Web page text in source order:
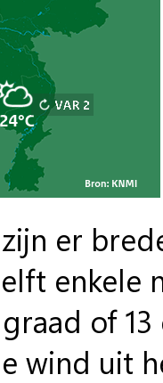
er
enkele
of
wind uit